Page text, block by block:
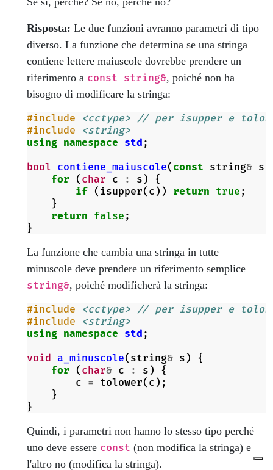
Risposta: Le due funzioni avranno parametri di tipo
diverso. La funzione che determina se una stringa
contiene lettere maiuscole dovrebbe prendere un
riferimento a const string&, poiché non ha
bisogno di modificare la stringa:
#include
<cctype> // per isupper e
#include
<string>
using namespace std ;
bool contiene_maiuscole( const string& s
for ( char c : s )
{
if ( isupper( c )) return true ;
}
return false ;
}
La funzione che cambia una stringa in tutte
minuscole deve prendere un riferimento semplice
string&, poiché modificherà la stringa:
#include
<cctype> // per isupper e
#include
<string>
using namespace std ;
void a_minuscole( string& s )
{
for ( char& c : s )
{
c = tolower( c );
}
}
Quindi, i parametri non hanno lo stesso tipo perché
uno deve essere const (non modifica la stringa) e
l'altro no (modifica la stringa).